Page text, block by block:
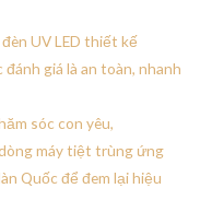
UV LED thiết kế
giá là an toàn, nhanh
sóc con yêu,
máy tiệt trùng ứng
Quốc để đem lại hiệu